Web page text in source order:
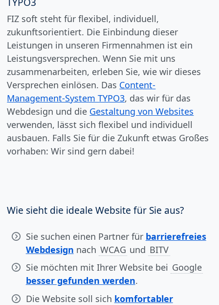
FIZ soft steht für flexibel, individuell,
zukunftsorientiert. Die Einbindung dieser
Leistungen in unseren Firmennahmen ist ein
Leistungsversprechen. Wenn Sie mit uns
zusammenarbeiten, erleben Sie, wie wir dieses
Versprechen einlösen. Das Content-
Management-System TYPO3, das wir für das
Webdesign und die Gestaltung von Websites
verwenden, lässt sich flexibel und individuell
ausbauen. Falls Sie für die Zukunft etwas Großes
vorhaben: Wir sind gern dabei!
Wie sieht die ideale Website für Sie aus?
Sie suchen einen Partner für barrierefreies
Webdesign nach WCAG und BITV
Sie möchten mit Ihrer Website bei Google
besser gefunden werden.
Die Website soll sich komfortabler